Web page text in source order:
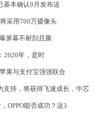
基本确认9月发布这
采用700万摄像头
屏幕不耐刮且撕
2020年，是时
果与支付宝强强联合
支持，将获得飞速成长，中芯
OPPO能否成功？这3